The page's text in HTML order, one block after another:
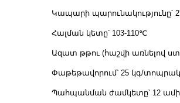
Կապարի պարունակությունը՝
Հալման կետը՝ 103-110℃
Ազատ թթու (հաշվի առնելով
Փաթեթավորում՝ 25 կգ/տոպրակ
Պահպանման ժամկետը՝ 12